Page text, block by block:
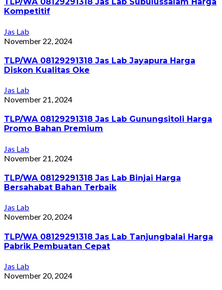
TLP/WA 08129291318 Jas Lab Subulussalam Harga
Kompetitif
Jas Lab
November 22, 2024
TLP/WA 08129291318 Jas Lab Jayapura Harga
Diskon Kualitas Oke
Jas Lab
November 21, 2024
TLP/WA 08129291318 Jas Lab Gunungsitoli Harga
Promo Bahan Premium
Jas Lab
November 21, 2024
TLP/WA 08129291318 Jas Lab Binjai Harga
Bersahabat Bahan Terbaik
Jas Lab
November 20, 2024
TLP/WA 08129291318 Jas Lab Tanjungbalai Harga
Pabrik Pembuatan Cepat
Jas Lab
November 20, 2024